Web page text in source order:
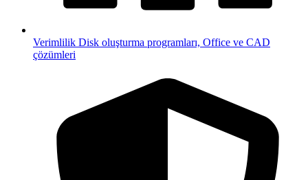
Verimlilik Disk oluşturma programları, Office ve CAD
çözümleri